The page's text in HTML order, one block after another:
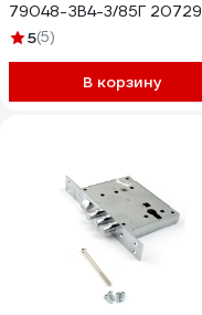
79048-ЗВ4-3/85Г 20729
5(5)
В корзину